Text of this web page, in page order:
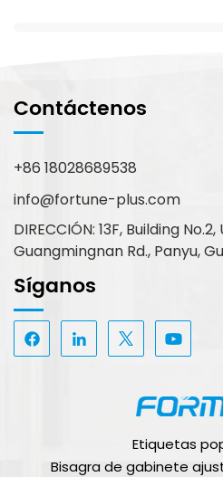
Contáctenos
+86 18028689538
info@fortune-plus.com
DIRECCIÓN: 13F, Building
Guangmingnan Rd., Panyu,
Síganos
Etiquetas
Bisagra de gabinete